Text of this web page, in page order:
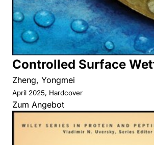
Controlled Surface
Zheng, Yongmei
April 2025, Hardcover
Zum Angebot